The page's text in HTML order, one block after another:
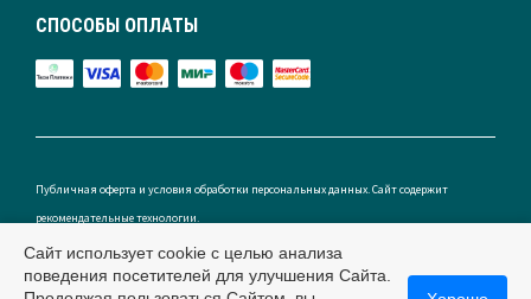
СПОСОБЫ ОПЛАТЫ
Публичная оферта и условия обработки персональных данных. Сайт содержит
рекомендательные технологии.
Сайт использует cookie с целью анализа
поведения посетителей для улучшения Сайта.